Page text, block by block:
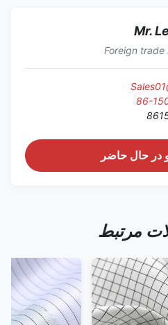
Mr.
Foreign trade
در حال حاضر
مرتبط